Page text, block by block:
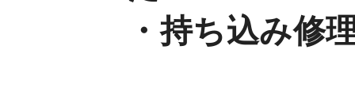
・持ち込み修